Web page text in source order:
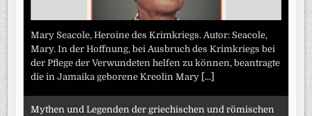
Mary Seacole, Heroine des Krimkriegs. Autor: Seacole,
Mary. In der Hoffnung, bei Ausbruch des Krimkriegs bei
der Pflege der Verwundeten helfen zu können, beantragte
die in Jamaika geborene Kreolin Mary [...]
Mythen und Legenden der griechischen und römischen